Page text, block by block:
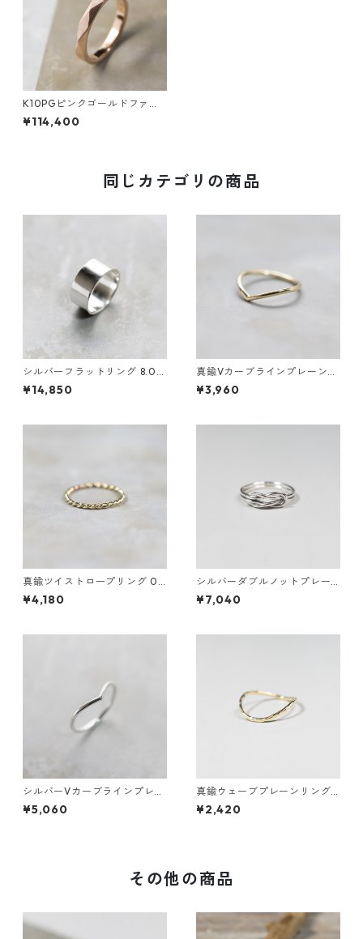
K10PGピンクゴールドファセ
ットリング 2.8mm幅 つや消し
5号～15号｜WKC FACET RING
¥114,400
同じカテゴリの商品
シルバーフラットリング 8.0m
m幅 鏡面｜FA-1186
¥14,850
真鍮Vカーブラインプレーンリ
ング 1.5mm幅 鏡面｜FA-1184
¥3,960
真鍮ツイストロープリング 0.8
mm×2 鏡面｜FA-1168
¥4,180
シルバーダブルノットプレー
ンリング 1.2mm×2 鏡面｜FA-
1158
¥7,040
シルバーVカーブラインプレー
ンリング 1.5mm幅 鏡面｜FA-1
180
¥5,060
真鍮ウェーブプレーンリング
1.2mm幅 槌目｜FA-1011
¥2,420
その他の商品